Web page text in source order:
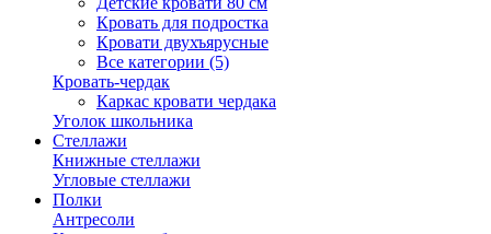
Кровать для подростка
Кровати двухъярусные
Все категории (5)
Кровать-чердак
Каркас кровати чердака
Уголок школьника
Стеллажи
Книжные стеллажи
Угловые стеллажи
Полки
Антресоли